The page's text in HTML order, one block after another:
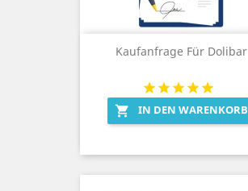
Kaufanfrage Für Dolibar
 IN DEN WARENKORB